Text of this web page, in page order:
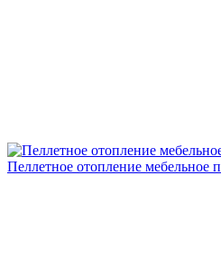
Пеллетное отопление мебельное